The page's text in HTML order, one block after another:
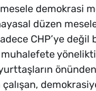
demokrasi
düzen
CHP’ye değil
önünden
çalışan,